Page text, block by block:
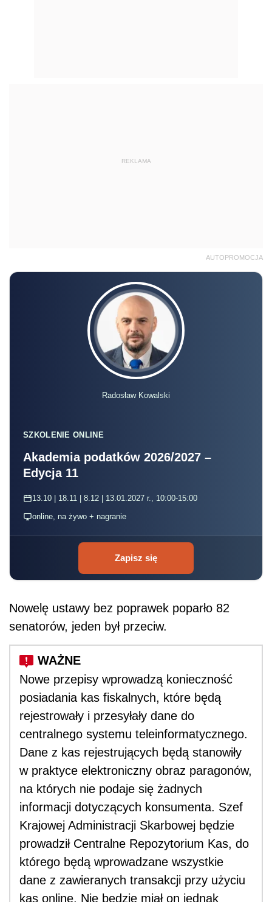
REKLAMA
AUTOPROMOCJA
Radosław Kowalski
SZKOLENIE ONLINE
Akademia podatków 2026/2027 –
Edycja 11
13.10 | 18.11 | 8.12 | 13.01.2027 r., 10:00-15:00
online, na żywo + nagranie
Zapisz się
Nowelę ustawy bez poprawek poparło 82
senatorów, jeden był przeciw.
Nowe przepisy wprowadzą konieczność
posiadania kas fiskalnych, które będą
rejestrowały i przesyłały dane do
centralnego systemu teleinformatycznego.
Dane z kas rejestrujących będą stanowiły
w praktyce elektroniczny obraz paragonów,
na których nie podaje się żadnych
informacji dotyczących konsumenta. Szef
Krajowej Administracji Skarbowej będzie
prowadził Centralne Repozytorium Kas, do
którego będą wprowadzane wszystkie
dane z zawieranych transakcji przy użyciu
kas online. Nie będzie miał on jednak